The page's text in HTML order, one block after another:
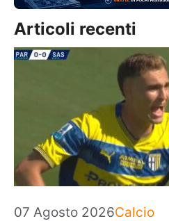
Articoli recenti
07 Agosto 2026Categorie
Calcio